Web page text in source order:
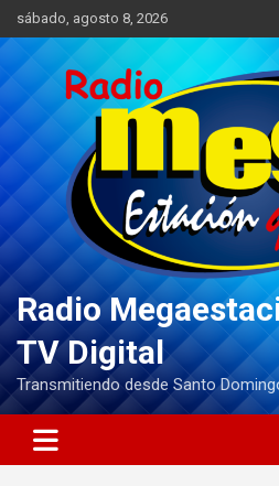
Saltar
al
contenido
sábado, agosto 8, 2026
Radio
TV Digital
Transmitiendo desde Santo